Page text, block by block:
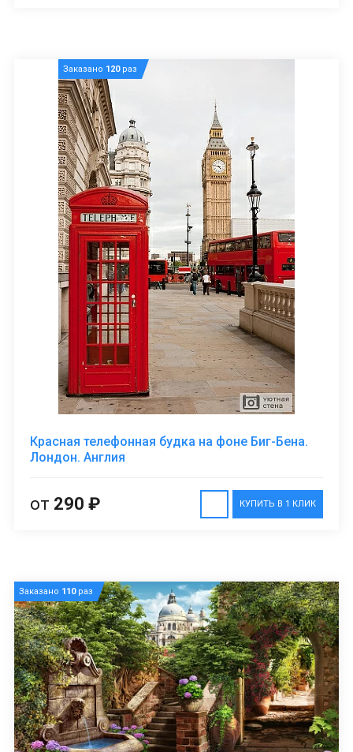
Заказано 120раз
Красная телефонная будка на фоне Биг-Бена.
Лондон. Англия
КУПИТЬ В 1 КЛИК
от 290 ₽
Заказано 110раз